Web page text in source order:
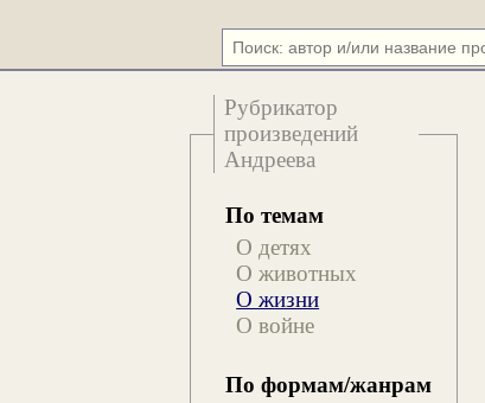
Рубрикатор
произведений
Андреева
По темам
О детях
О животных
О жизни
О войне
По формам/жанрам